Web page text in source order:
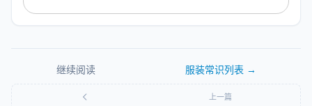
继续阅读 服装常识列表 →
上一篇